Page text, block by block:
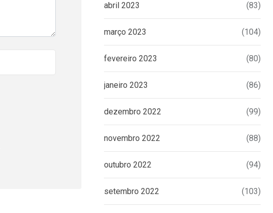
abril 2023 (83)
março 2023 (104)
fevereiro 2023 (80)
janeiro 2023 (86)
dezembro 2022 (99)
novembro 2022 (88)
outubro 2022 (94)
setembro 2022 (103)